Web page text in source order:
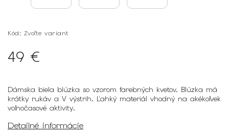
Kód: Zvoľte variant
49 €
Dámska biela blúzka so vzorom farebných kvetov. Blúzka má
krátky rukáv a V výstrih. Ľahký materiál vhodný na akékoľvek
voľnočasové aktivity.
Detailné informácie